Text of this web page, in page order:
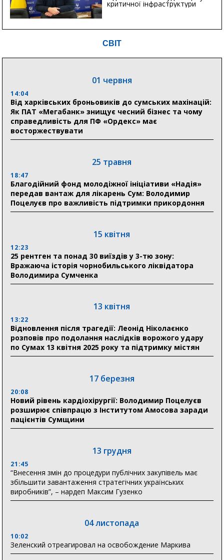
критичної інфраструктури
СВІТ
01 червня
14:04
Від харківських броньовиків до сумських махінацій:
Як ПАТ «Мегабанк» знищує чесний бізнес та чому
справедливість для ПФ «Ордекс» має
восторжествувати
25 травня
18:47
Благодійний фонд молодіжної ініціативи «Надія»
передав вантаж для лікарень Сум: Володимир
Поцелуєв про важливість підтримки прикордоння
15 квітня
12:23
25 рентген та понад 30 виїздів у 3-тю зону:
Вражаюча історія чорнобильського ліквідатора
Володимира Сумченка
13 квітня
13:22
Відновлення після трагедії: Леонід Ніколаєнко
розповів про подолання наслідків ворожого удару
по Сумах 13 квітня 2025 року та підтримку містян
17 березня
20:08
Новий рівень кардіохірургії: Володимир Поцелуєв
розширює співпрацю з Інститутом Амосова заради
пацієнтів Сумщини
13 грудня
21:45
“Внесення змін до процедури публічних закупівель має
збільшити завантаження стратегічних українських
виробників”, – нардеп Максим Гузенко
04 листопада
10:02
Зеленский отреагировал на освобождение Маркива